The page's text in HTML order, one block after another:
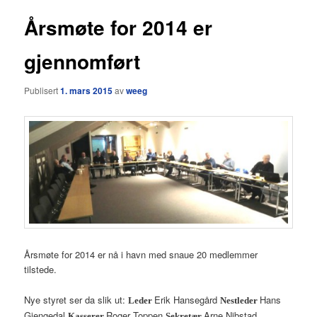
Årsmøte for 2014 er
gjennomført
Publisert1. mars 2015avweeg
Årsmøte for 2014 er nå i havn med snaue 20 medlemmer
tilstede.
Nye styret ser da slik ut:Leder Erik HansegårdNestleder Hans